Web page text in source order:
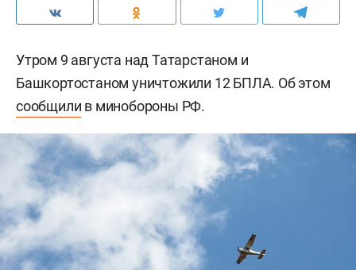
Утром 9 августа над Татарстаном и
Башкортостаном уничтожили 12 БПЛА. Об этом
сообщили в минобороны РФ.